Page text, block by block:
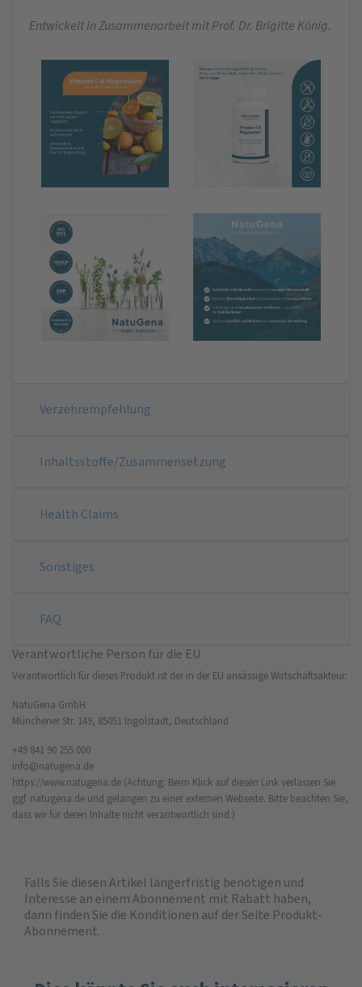
Entwickelt in Zusammenarbeit mit Prof. Dr. Brigitte König.
Verzehrempfehlung
Inhaltsstoffe/Zusammensetzung
Health Claims
Sonstiges
FAQ
Verantwortliche Person für die EU
Verantwortlich für dieses Produkt ist der in der EU ansässige Wirtschaftsakteur:
NatuGena GmbH
Münchener Str. 149, 85051 Ingolstadt, Deutschland
+49 841 90 255 000
info@natugena.de
https://www.natugena.de (Achtung: Beim Klick auf diesen Link verlassen Sie
ggf. natugena.de und gelangen zu einer externen Webseite. Bitte beachten Sie,
dass wir für deren Inhalte nicht verantwortlich sind.)
Falls Sie diesen Artikel längerfristig benötigen und
Interesse an einem Abonnement mit Rabatt haben,
dann finden Sie die Konditionen auf der Seite Produkt-
Abonnement.